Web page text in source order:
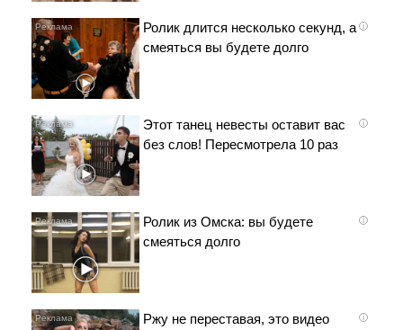
i
Ролик длится несколько секунд, а
смеяться вы будете долго
i
Этот танец невесты оставит вас
без слов! Пересмотрела 10 раз
i
Ролик из Омска: вы будете
смеяться долго
i
Ржу не переставая, это видео